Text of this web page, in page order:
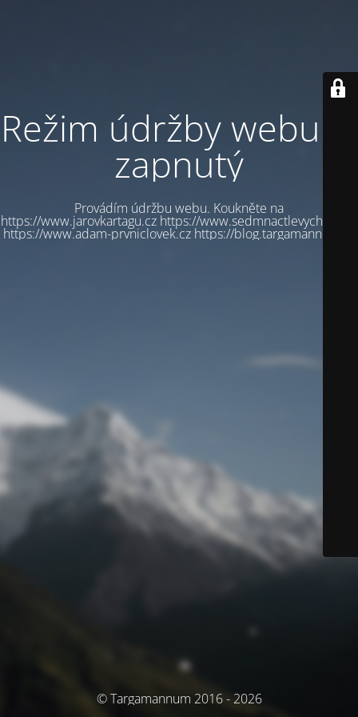
Režim údržby webu je
zapnutý
Provádím údržbu webu. Koukněte na
https://www.jarovkartagu.cz https://www.sedmnactlevychbot.cz
https://www.adam-prvniclovek.cz https://blog.targamannum.cz
© Targamannum 2016 - 2026